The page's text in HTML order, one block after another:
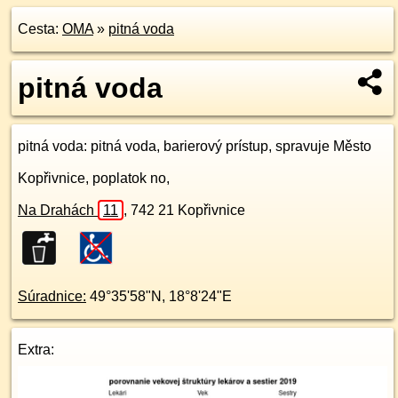
Cesta: OMA» pitná voda
pitná voda
pitná voda: pitná voda, barierový prístup, spravuje Město
Kopřivnice, poplatok no,
Na Drahách 11 , 742 21 Kopřivnice
Súradnice: 49°35'58"N , 18°8'24"E
Extra: